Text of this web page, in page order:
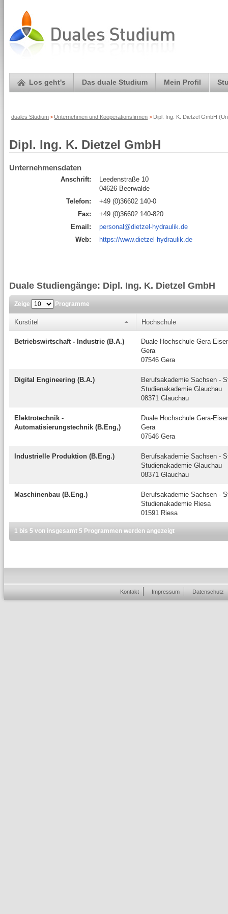
Los geht's Das duale Studium Mein Profil
duales Studium> Unternehmen und Kooperationsfirmen > Dipl. Ing. K. Dietzel GmbH
Dipl. Ing. K. Dietzel GmbH
Unternehmensdaten
Anschrift:
Leedenstraße 10
04626 Beerwalde
Telefon:
+49 (0)36602 140-0
Fax:
+49 (0)36602 140-820
Email:
personal@dietzel-hydraulik.de
Web:
https://www.dietzel-hydraulik.de
Duale Studiengänge: Dipl. Ing. K. Dietzel GmbH
Zeige Programme
Kurstitel Hochschule
Betriebswirtschaft - Industrie (B.A.)
Duale Hochschule Gera-
Gera
07546 Gera
Digital Engineering (B.A.)
Berufsakademie Sachsen -
Studienakademie Glauchau
08371 Glauchau
Elektrotechnik -
Automatisierungstechnik (B.Eng,)
Duale Hochschule Gera-
Gera
07546 Gera
Industrielle Produktion (B.Eng.)
Berufsakademie Sachsen -
Studienakademie Glauchau
08371 Glauchau
Maschinenbau (B.Eng.)
Berufsakademie Sachsen -
Studienakademie Riesa
01591 Riesa
1 bis 5 von insgesamt 5 Programmen werden angezeigt
Kontakt Impressum Datenschutz